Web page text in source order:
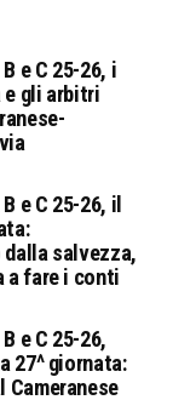
e C 25-26, i
e gli arbitri
e C 25-26, il
salvezza,
a fare i conti
e C 25-26,
27^ giornata:
Cameranese